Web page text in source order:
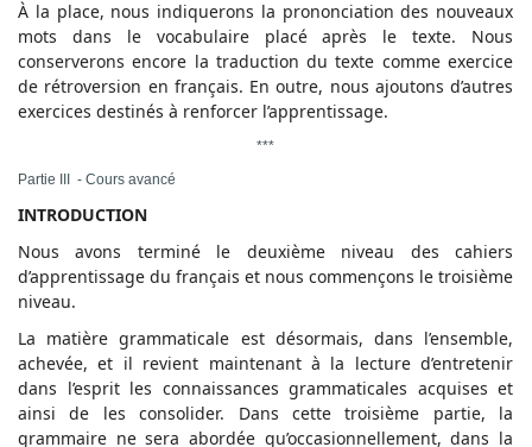
À la place, nous indiquerons la prononciation des nouveaux
mots dans le vocabulaire placé après le texte. Nous
conserverons encore la traduction du texte comme exercice
de rétroversion en français. En outre, nous ajoutons d’autres
exercices destinés à renforcer l’apprentissage.
***
Partie III - Cours avancé
INTRODUCTION
Nous avons terminé le deuxième niveau des cahiers
d’apprentissage du français et nous commençons le troisième
niveau.
La matière grammaticale est désormais, dans l’ensemble,
achevée, et il revient maintenant à la lecture d’entretenir
dans l’esprit les connaissances grammaticales acquises et
ainsi de les consolider. Dans cette troisième partie, la
grammaire ne sera abordée qu’occasionnellement, dans la